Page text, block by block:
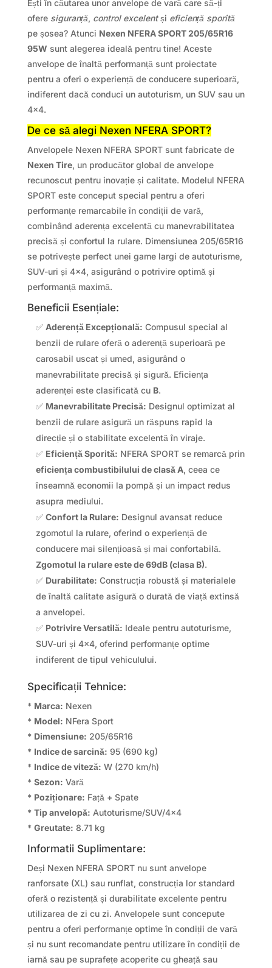
Ești în căutarea unor anvelope de vară care să-ți
ofere siguranță, control excelentși eficiență sporită
pe șosea? Atunci Nexen NFERA SPORT 205/65R16
95W sunt alegerea ideală pentru tine! Aceste
anvelope de înaltă performanță sunt proiectate
pentru a oferi o experiență de conducere superioară,
indiferent dacă conduci un autoturism, un SUV sau un
4×4.
De ce să alegi Nexen NFERA SPORT?
Anvelopele Nexen NFERA SPORT sunt fabricate de
Nexen Tire, un producător global de anvelope
recunoscut pentru inovație și calitate. Modelul NFERA
SPORT este conceput special pentru a oferi
performanțe remarcabile în condiții de vară,
combinând aderența excelentă cu manevrabilitatea
precisă și confortul la rulare. Dimensiunea 205/65R16
se potrivește perfect unei game largi de autoturisme,
SUV-uri și 4×4, asigurând o potrivire optimă și
performanță maximă.
Beneficii Esențiale:
✅ Aderență Excepțională: Compusul special al
benzii de rulare oferă o aderență superioară pe
carosabil uscat și umed, asigurând o
manevrabilitate precisă și sigură. Eficiența
aderenței este clasificată cu B.
✅ Manevrabilitate Precisă: Designul optimizat al
benzii de rulare asigură un răspuns rapid la
direcție și o stabilitate excelentă în viraje.
✅ Eficiență Sporită: NFERA SPORT se remarcă prin
eficiența combustibilului de clasă A, ceea ce
înseamnă economii la pompă și un impact redus
asupra mediului.
✅ Confort la Rulare: Designul avansat reduce
zgomotul la rulare, oferind o experiență de
conducere mai silențioasă și mai confortabilă.
Zgomotul la rulare este de 69dB (clasa B).
✅ Durabilitate: Construcția robustă și materialele
de înaltă calitate asigură o durată de viață extinsă
a anvelopei.
✅ Potrivire Versatilă: Ideale pentru autoturisme,
SUV-uri și 4×4, oferind performanțe optime
indiferent de tipul vehiculului.
Specificații Tehnice:
* Marca: Nexen
* Model: NFera Sport
* Dimensiune: 205/65R16
* Indice de sarcină: 95 (690 kg)
* Indice de viteză: W (270 km/h)
* Sezon: Vară
* Poziționare: Față + Spate
* Tip anvelopă: Autoturisme/SUV/4×4
* Greutate: 8.71 kg
Informatii Suplimentare:
Deși Nexen NFERA SPORT nu sunt anvelope
ranforsate (XL) sau runflat, construcția lor standard
oferă o rezistență și durabilitate excelente pentru
utilizarea de zi cu zi. Anvelopele sunt concepute
pentru a oferi performanțe optime în condiții de vară
și nu sunt recomandate pentru utilizare în condiții de
iarnă sau pe suprafețe acoperite cu gheață sau